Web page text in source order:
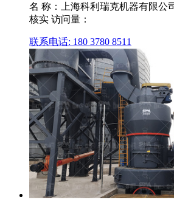
名 称：上海科利瑞克机器有限公
核实 访问量：
联系电话: 180 3780 8511